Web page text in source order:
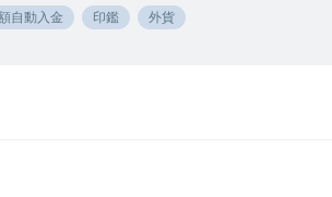
自動入金 印鑑 外貨